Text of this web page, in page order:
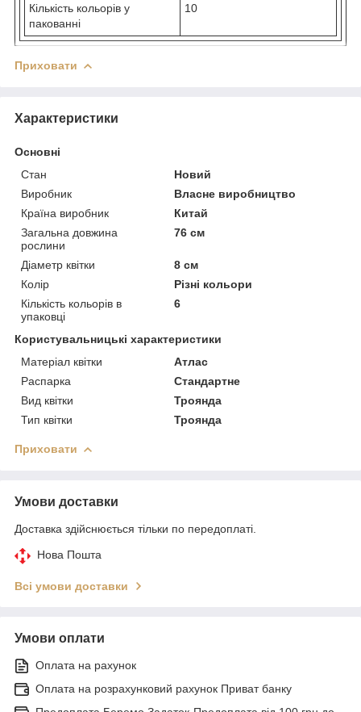
Кількість кольорів у
пакованні
10
Приховати
Характеристики
Основні
Стан
Новий
Виробник
Власне виробництво
Країна виробник
Китай
Загальна довжина
рослини
76 см
Діаметр квітки
8 см
Колір
Різні кольори
Кількість кольорів в
упаковці
6
Користувальницькі характеристики
Матеріал квітки
Атлас
Распарка
Стандартне
Вид квітки
Троянда
Тип квітки
Троянда
Приховати
Умови доставки
Доставка здійснюється тільки по передоплаті.
Нова Пошта
Всі умови доставки
Умови оплати
Оплата на рахунок
Оплата на розрахунковий рахунок Приват банку